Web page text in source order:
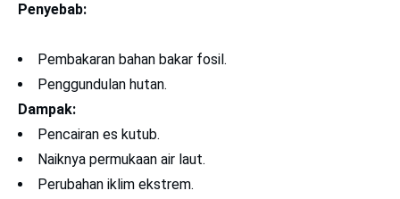
Penyebab:
Pembakaran bahan bakar fosil.
Penggundulan hutan.
Dampak:
Pencairan es kutub.
Naiknya permukaan air laut.
Perubahan iklim ekstrem.